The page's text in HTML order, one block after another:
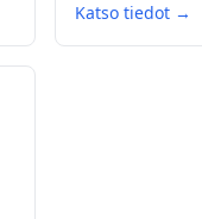
Katso tiedot →